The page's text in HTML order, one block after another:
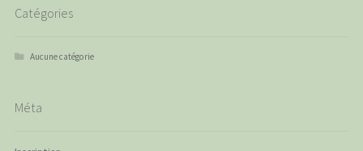
Catégories
Aucune catégorie
Méta